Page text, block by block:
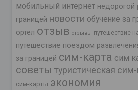
мобильный интернет недорогой
границей новости обучение за
ортел отзыв отзывы путешествие
путешествие поездом
за границей сим-карта сим
советы туристическая сим-
сим-карты экономия